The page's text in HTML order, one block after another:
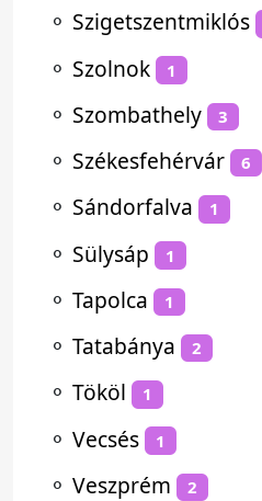
⚬ Szigetszentmiklós
⚬ Szolnok 1
⚬ Szombathely 3
⚬ Székesfehérvár 6
⚬ Sándorfalva 1
⚬ Sülysáp 1
⚬ Tapolca 1
⚬ Tatabánya 2
⚬ Tököl 1
⚬ Vecsés 1
⚬ Veszprém 2